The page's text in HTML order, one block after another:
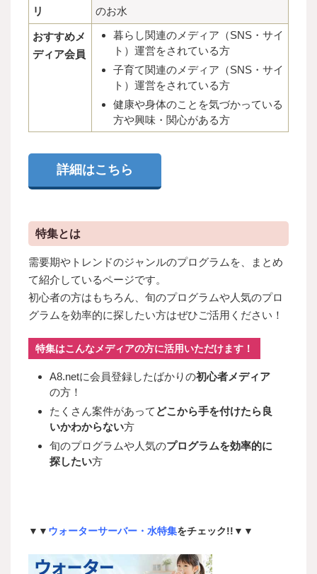
リ
のお水
おすすめメ
ディア会員
暮らし関連のメディア（SNS・サイ
ト）運営をされている方
子育て関連のメディア（SNS・サイ
ト）運営をされている方
健康や身体のことを気づかっている
方や興味・関心がある方
詳細はこちら
特集とは
需要期やトレンドのジャンルのプログラムを、まとめ
て紹介しているページです。
初心者の方はもちろん、旬のプログラムや人気のプロ
グラムを効率的に探したい方はぜひご活用ください！
特集はこんなメディアの方に活用いただけます！
A8.netに会員登録したばかりの初心者メディア
の方！
たくさん案件があって どこから手を付けたら良
いかわからない方
旬のプログラムや人気のプログラムを効率的に
探したい方
▼▼ ウォーターサーバー・水特集をチェック!!▼▼